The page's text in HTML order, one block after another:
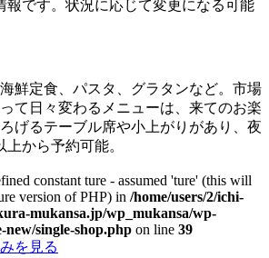
報です。状況に応じて変更になる可能
鮮定食、パスタ、グラタンなど。市場
て日々変わるメニューは、来てのお楽
げるテーブル席や小上がりがあり、夜
から予約可能。
constant ture - assumed 'ture' (this will
version of PHP) in /home/users/2/ichi-
mukansa.jp/wp_mukansa/wp-
new/single-shop.php on line 39
を見る